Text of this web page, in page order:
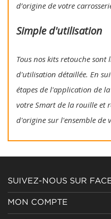
d’origine de votre
Simple d'utilisation
Tous nos kits retouche sont
d'utilisation détaillée. En
étapes de l'application de
votre Smart de la rouille et
d'origine sur l'ensemble de
SUIVEZ-NOUS SUR
MON COMPTE